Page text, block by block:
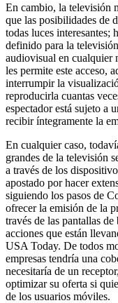
En cambio, la televisión
que las posibilidades de
todas luces interesantes;
definido para la
audiovisual en cualquier
les permite este acceso,
interrumpir la
reproducirla cuantas
espectador está sujeto a
recibir íntegramente la
En cualquier caso,
grandes de la televisión
a través de los
apostado por hacer
siguiendo los pasos de
ofrecer la emisión de la
través de las pantallas
acciones que están
USA Today. De todos
empresas tendría una
necesitaría de un
optimizar su oferta si
de los usuarios móviles.